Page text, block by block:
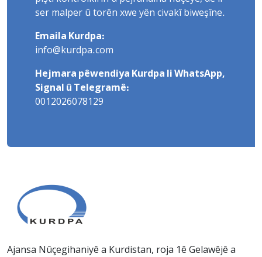
ser malper û torên xwe yên civakî biweşîne.
Emaila Kurdpa:
info@kurdpa.com
Hejmara pêwendiya Kurdpa li WhatsApp,
Signal û Telegramê:
0012026078129
Ajansa Nûçegihaniyê a Kurdistan, roja 1ê Gelawêjê a